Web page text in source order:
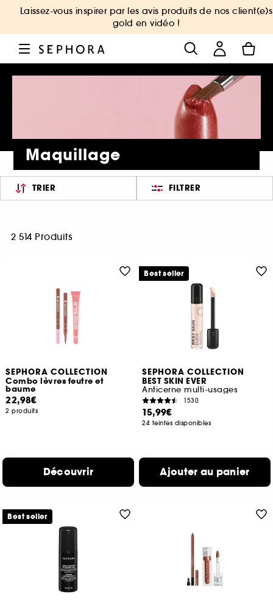
Laissez-vous inspirer par les avis produits de nos client(e)s
gold en vidéo !
Maquillage
TRIER FILTRER
2 514 Produits
SEPHORA COLLECTION
Combo lèvres feutre et
baume
22,98€
2 produits
Découvrir
SEPHORA COLLECTION
BEST SKIN EVER
Anticerne multi-usages
1530
15,99€
24 teintes disponibles
Ajouter au panier
Best seller
Best seller